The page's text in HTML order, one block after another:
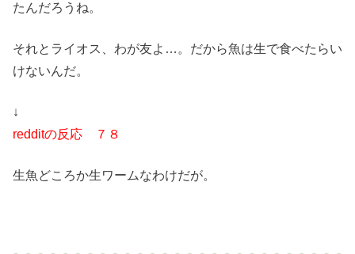
たんだろうね。
それとライオス、わが友よ…。だから魚は生で食べたらい
けないんだ。
↓
redditの反応 ７８
生魚どころか生ワームなわけだが。